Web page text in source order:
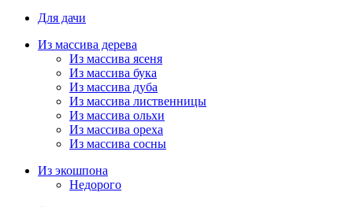
Для дачи
Из массива дерева
Из массива ясеня
Из массива бука
Из массива дуба
Из массива лиственницы
Из массива ольхи
Из массива ореха
Из массива сосны
Из экошпона
Недорого